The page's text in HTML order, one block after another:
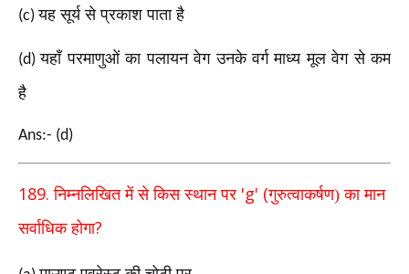
(c)यह सूर्य से प्रकाश पाता है
(d)यहाँ परमाणुओं का पलायन वेग उनके वर्ग माध्य मूल वेग से कम
है
Ans:- (d)
189.निम्नलिखित में से किस स्थान पर 'g' (गुरुत्वाकर्षण) का मान
सर्वाधिक होगा?